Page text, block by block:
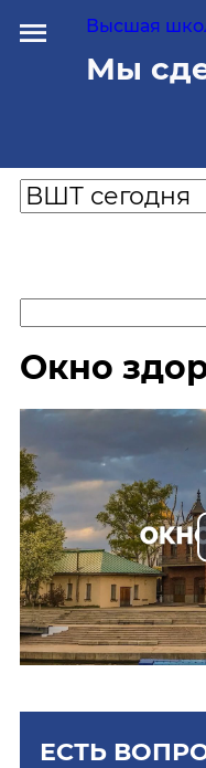
Высшая
Мы
Окно
ЕСТЬ